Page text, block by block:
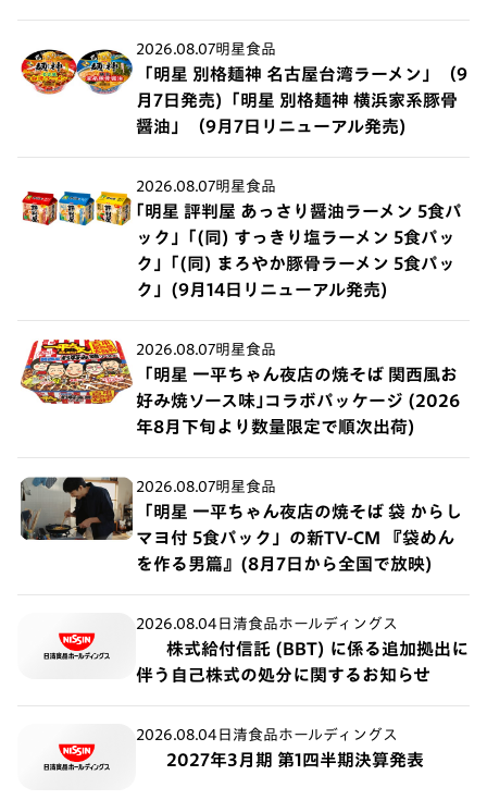
2026.08.07明星食品
「明星 別格麺神 名古屋台湾ラーメン」（9
月7日発売)「明星 別格麺神 横浜家系豚骨
醤油」（9月7日リニューアル発売)
2026.08.07明星食品
｢明星 評判屋 あっさり醤油ラーメン 5食パ
ック」｢(同) すっきり塩ラーメン 5食パッ
ク」｢(同) まろやか豚骨ラーメン 5食パッ
ク」(9月14日リニューアル発売)
2026.08.07明星食品
「明星 一平ちゃん夜店の焼そば 関西風お
好み焼ソース味｣コラボパッケージ (2026
年8月下旬より数量限定で順次出荷)
2026.08.07明星食品
「明星 一平ちゃん夜店の焼そば 袋 からし
マヨ付 5食パック」の新TV-CM 『袋めん
を作る男篇』(8月7日から全国で放映)
2026.08.04 日清食品ホールディングス
株式給付信託 (BBT) に係る追加拠出に
伴う自己株式の処分に関するお知らせ
2026.08.04 日清食品ホールディングス
2027年3月期 第1四半期決算発表